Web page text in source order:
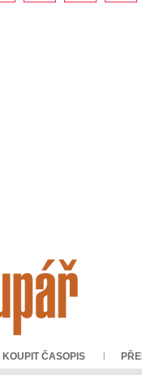
KOUPIT ČASOPIS